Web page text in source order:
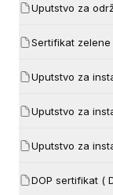
Uputstvo za
Sertifikat zelene
Uputstvo za
Uputstvo za
Uputstvo za
DOP sertifikat (